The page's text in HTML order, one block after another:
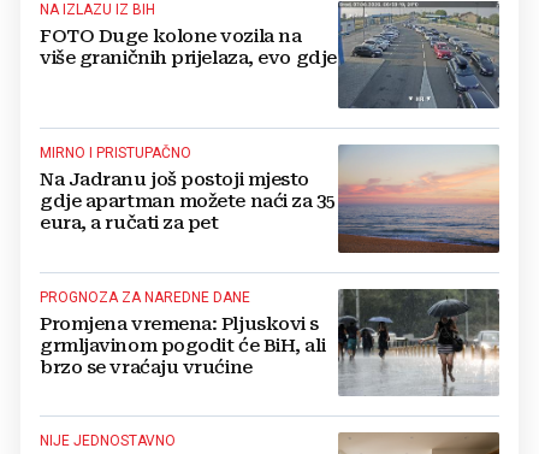
NA IZLAZU IZ BIH
FOTO Duge kolone vozila na
više graničnih prijelaza, evo gdje
MIRNO I PRISTUPAČNO
Na Jadranu još postoji mjesto
gdje apartman možete naći za 35
eura, a ručati za pet
PROGNOZA ZA NAREDNE DANE
Promjena vremena: Pljuskovi s
grmljavinom pogodit će BiH, ali
brzo se vraćaju vrućine
NIJE JEDNOSTAVNO